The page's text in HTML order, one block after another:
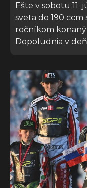
Ešte v sobotu 11.
sveta do 190 ccm
ročníkom
Dopoludnia v